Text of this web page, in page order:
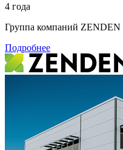
4 года
Группа компаний ZENDEN
Подробнее